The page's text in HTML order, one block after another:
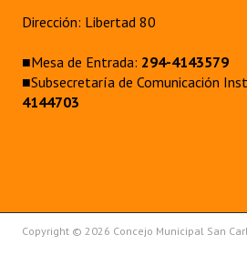
Dirección: Libertad 80
■Mesa de Entrada: 294-4143579
■Subsecretaría de Comunicación
4144703
Copyright © 2026 Concejo Municipal San